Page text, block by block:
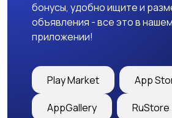
бонусы, удобно ищите и
объявления - все это в
приложении!
Play Market App
AppGallery RuStore